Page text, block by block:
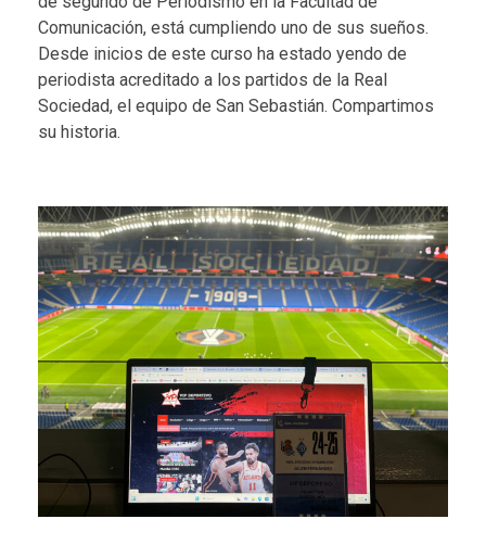
Comunicación, está cumpliendo uno de sus sueños.
Desde inicios de este curso ha estado yendo de
periodista acreditado a los partidos de la Real
Sociedad, el equipo de San Sebastián. Compartimos
su historia.